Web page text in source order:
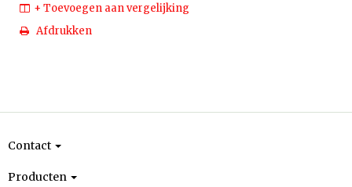
+ Toevoegen aan vergelijking
Afdrukken
Contact
Producten